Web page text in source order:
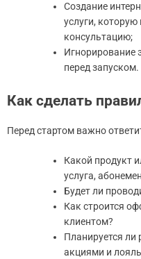
Создание
услуги,
консультацию;
Игнорирование
перед запуском.
Как сделать
Перед стартом важно
Какой продукт
услуга,
Будет ли
Как строится
клиентом?
Планируется ли
акциями и